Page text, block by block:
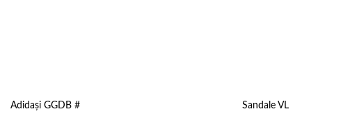
Adidași GGDB # Sandale VL